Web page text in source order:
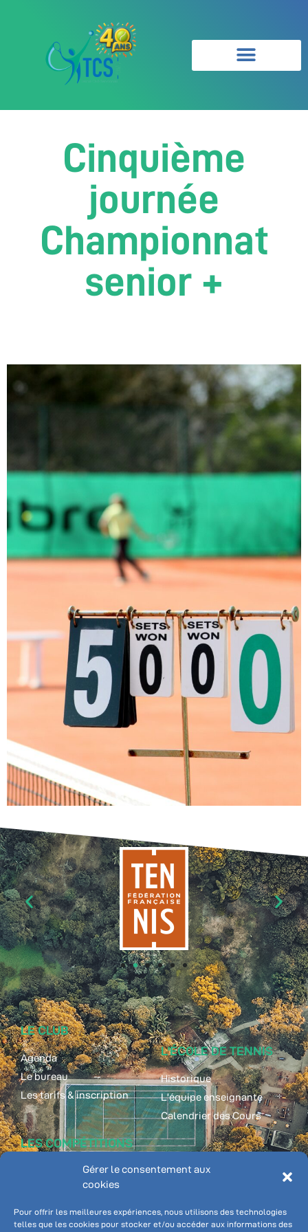
Gérer le consentement aux
cookies
Pour offrir les meilleures expériences, nous utilisons des technologies
telles que les cookies pour stocker et/ou accéder aux informations des
Cinquième
journée
Championnat
senior +
LE CLUB
Agenda
Le bureau
Les tarifs & inscription
L'ÉCOLE DE TENNIS
Historique
L'équipe enseignante
Calendrier des Cours
LES COMPÉTITIONS
Classements
Championnat individuel
Championnat par équipe
ADHÉRENT
Pôle Tennis Inter-
communale